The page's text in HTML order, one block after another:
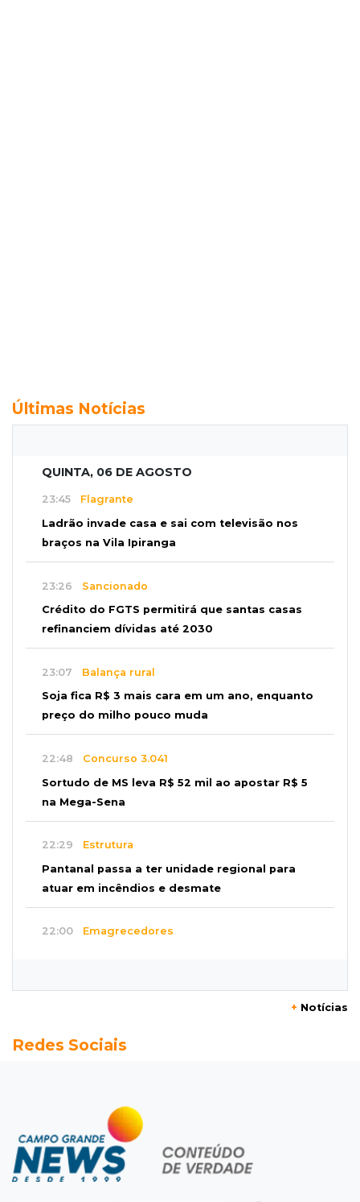
Últimas Notícias
QUINTA, 06 DE AGOSTO
23:45 Flagrante
Ladrão invade casa e sai com televisão nos
braços na Vila Ipiranga
23:26 Sancionado
Crédito do FGTS permitirá que santas casas
refinanciem dívidas até 2030
23:07 Balança rural
Soja fica R$ 3 mais cara em um ano, enquanto
preço do milho pouco muda
22:48 Concurso 3.041
Sortudo de MS leva R$ 52 mil ao apostar R$ 5
na Mega-Sena
22:29 Estrutura
Pantanal passa a ter unidade regional para
atuar em incêndios e desmate
22:00 Emagrecedores
Granizo danifica telhados e plantações
Agregado
Inter perde para o Corinthians mas avança às
quartas da Copa do Brasil
+ Notícias
Redes Sociais